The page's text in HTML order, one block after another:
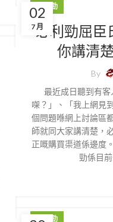
02
7 月
必利勁
必利勁屈臣
你講清
By
最近成日聽到有
㗎？」、「我上網見
個問題喺網上討論區
師就同大家講清楚，
正嘅購買渠道係邊度
勁係目
必利勁